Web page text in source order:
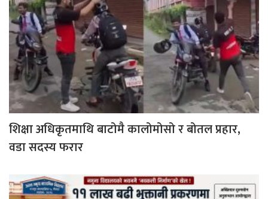
शिक्षा अधिकृतमाथि बाटोमै कालोमोसो र बोतल प्रहार,
वडा सदस्य फरार